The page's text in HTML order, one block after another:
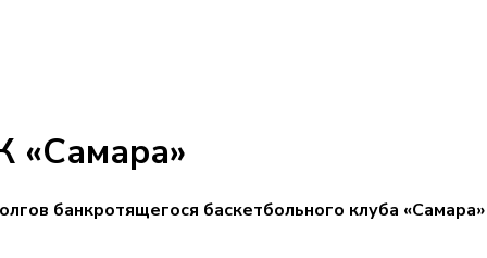
«Самара»
банкротящегося баскетбольного клуба